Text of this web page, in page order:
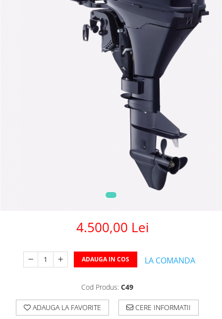
4.500,00 Lei
ADAUGA IN COS LA COMANDA
Cod Produs: C49
ADAUGA LA FAVORITE CERE INFORMATII